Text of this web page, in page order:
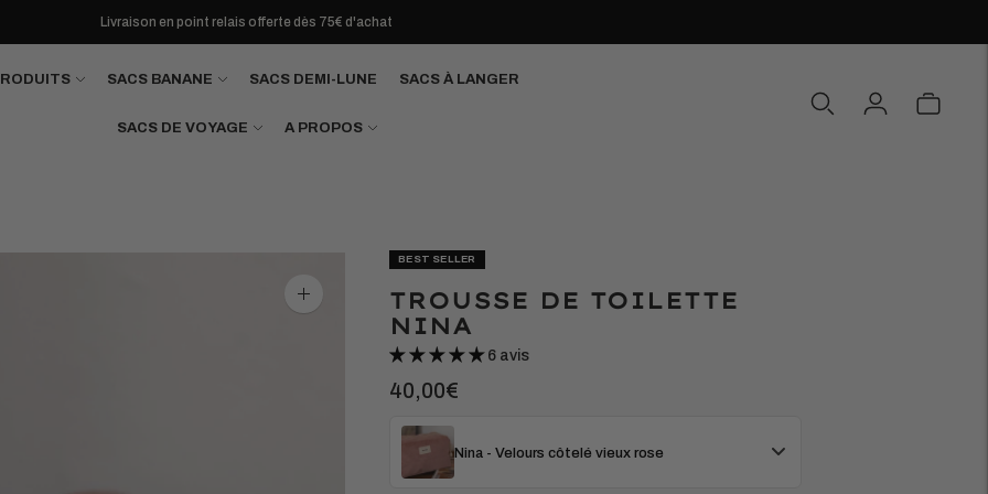
Livraison en point relais offerte dès 75€ d'achat
SACS BANANE SACS DEMI-LUNE SACS À LANGER
SACS DE VOYAGE A PROPOS
Agrandir
l'image
BEST SELLER
TROUSSE DE TOILETTE
NINA
6 avis
40,00€
Nina - Velours côtelé vieux rose